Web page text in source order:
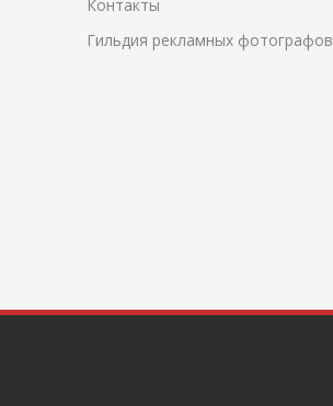
Контакты
Гильдия рекламных фотографов